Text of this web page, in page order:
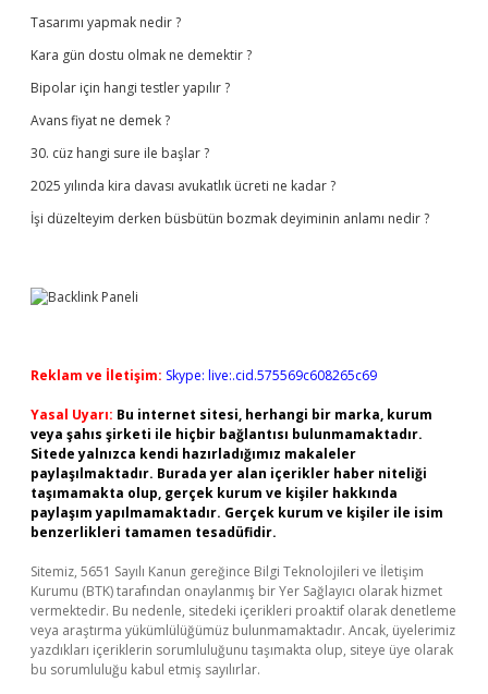
Tasarımı yapmak nedir ?
Kara gün dostu olmak ne demektir ?
Bipolar için hangi testler yapılır ?
Avans fiyat ne demek ?
30. cüz hangi sure ile başlar ?
2025 yılında kira davası avukatlık ücreti ne kadar ?
İşi düzelteyim derken büsbütün bozmak deyiminin anlamı nedir ?
Reklam ve İletişim: Skype: live:.cid.575569c608265c69
Yasal Uyarı: Bu internet sitesi, herhangi bir marka, kurum
veya şahıs şirketi ile hiçbir bağlantısı bulunmamaktadır.
Sitede yalnızca kendi hazırladığımız makaleler
paylaşılmaktadır. Burada yer alan içerikler haber niteliği
taşımamakta olup, gerçek kurum ve kişiler hakkında
paylaşım yapılmamaktadır. Gerçek kurum ve kişiler ile isim
benzerlikleri tamamen tesadüfidir.
Sitemiz, 5651 Sayılı Kanun gereğince Bilgi Teknolojileri ve İletişim
Kurumu (BTK) tarafından onaylanmış bir Yer Sağlayıcı olarak hizmet
vermektedir. Bu nedenle, sitedeki içerikleri proaktif olarak denetleme
veya araştırma yükümlülüğümüz bulunmamaktadır. Ancak, üyelerimiz
yazdıkları içeriklerin sorumluluğunu taşımakta olup, siteye üye olarak
bu sorumluluğu kabul etmiş sayılırlar.